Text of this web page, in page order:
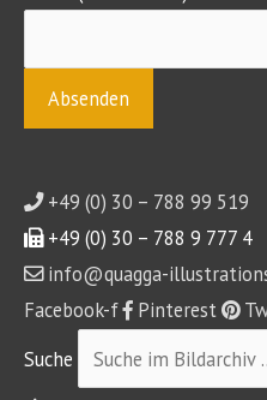
+49 (0) 30 – 788 99 519
+49 (0) 30 – 788 9 777 4
info@quagga-
Facebook-f
Pinterest
Suche